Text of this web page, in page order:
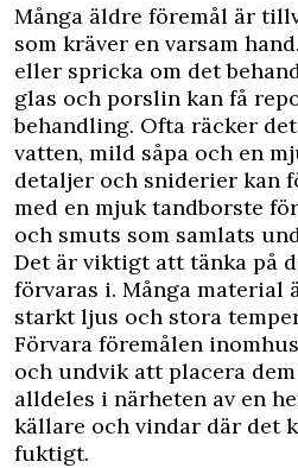
Många äldre föremål är
som kräver en varsam
eller spricka om det
glas och porslin kan få
behandling. Ofta räcker
vatten, mild såpa och en
detaljer och sniderier kan
med en mjuk tandborste
och smuts som samlats
Det är viktigt att tänka på
förvaras i. Många material
starkt ljus och stora
Förvara föremålen
och undvik att placera
alldeles i närheten av en
källare och vindar där det
fuktigt.